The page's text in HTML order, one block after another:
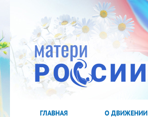
ГЛАВНАЯ О ДВИЖЕНИИ